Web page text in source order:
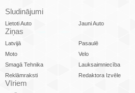
Sludinājumi
Lietoti Auto Jauni Auto
Ziņas
Latvijā Pasaulē
Moto
Velo
Smagā Tehnika
Lauksaimniecība
Reklāmraksti
Redaktora Izvēle
Vīriem